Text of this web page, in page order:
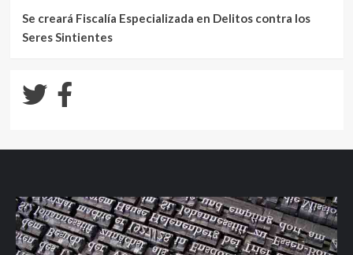
Se creará Fiscalía Especializada en Delitos contra los
Seres Sintientes